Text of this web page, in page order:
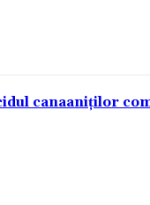
canaaniților